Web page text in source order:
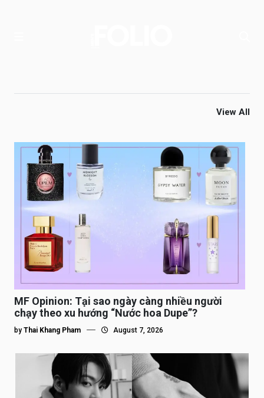
View All
MF Opinion: Tại sao ngày càng nhiều người
chạy theo xu hướng “Nước hoa Dupe”?
by Thai Khang Pham August 7, 2026